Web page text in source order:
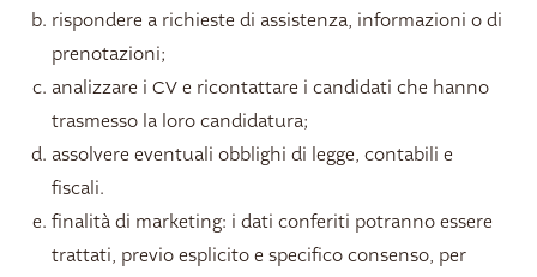
rispondere a richieste di assistenza, informazioni o di
prenotazioni;
analizzare i CV e ricontattare i candidati che hanno
trasmesso la loro candidatura;
assolvere eventuali obblighi di legge, contabili e
fiscali.
finalità di marketing: i dati conferiti potranno essere
trattati, previo esplicito e specifico consenso, per